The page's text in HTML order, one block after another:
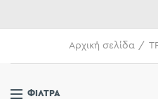
Αρχική σελίδα
ΦΊΛΤΡΑ